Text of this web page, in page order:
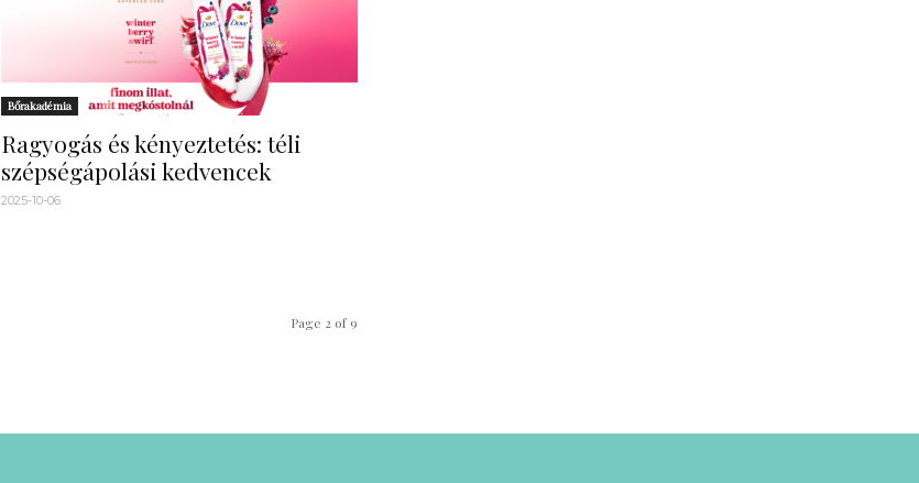
Bőrakadémia
Ragyogás és kényeztetés: téli
szépségápolási kedvencek
2025-10-06
Page 2 of 9